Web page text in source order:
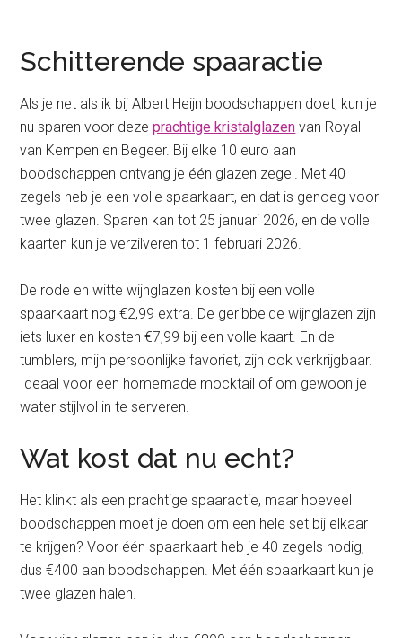
Schitterende spaaractie
Als je net als ik bij Albert Heijn boodschappen doet, kun je
nu sparen voor dezeprachtige kristalglazen van Royal
van Kempen en Begeer. Bij elke 10 euro aan
boodschappen ontvang je één glazen zegel. Met 40
zegels heb je een volle spaarkaart, en dat is genoeg voor
twee glazen. Sparen kan tot 25 januari 2026, en de volle
kaarten kun je verzilveren tot 1 februari 2026.
De rode en witte wijnglazen kosten bij een volle
spaarkaart nog €2,99 extra. De geribbelde wijnglazen zijn
iets luxer en kosten €7,99 bij een volle kaart. En de
tumblers, mijn persoonlijke favoriet, zijn ook verkrijgbaar.
Ideaal voor een homemade mocktail of om gewoon je
water stijlvol in te serveren.
Wat kost dat nu echt?
Het klinkt als een prachtige spaaractie, maar hoeveel
boodschappen moet je doen om een hele set bij elkaar
te krijgen? Voor één spaarkaart heb je 40 zegels nodig,
dus €400 aan boodschappen. Met één spaarkaart kun je
twee glazen halen.